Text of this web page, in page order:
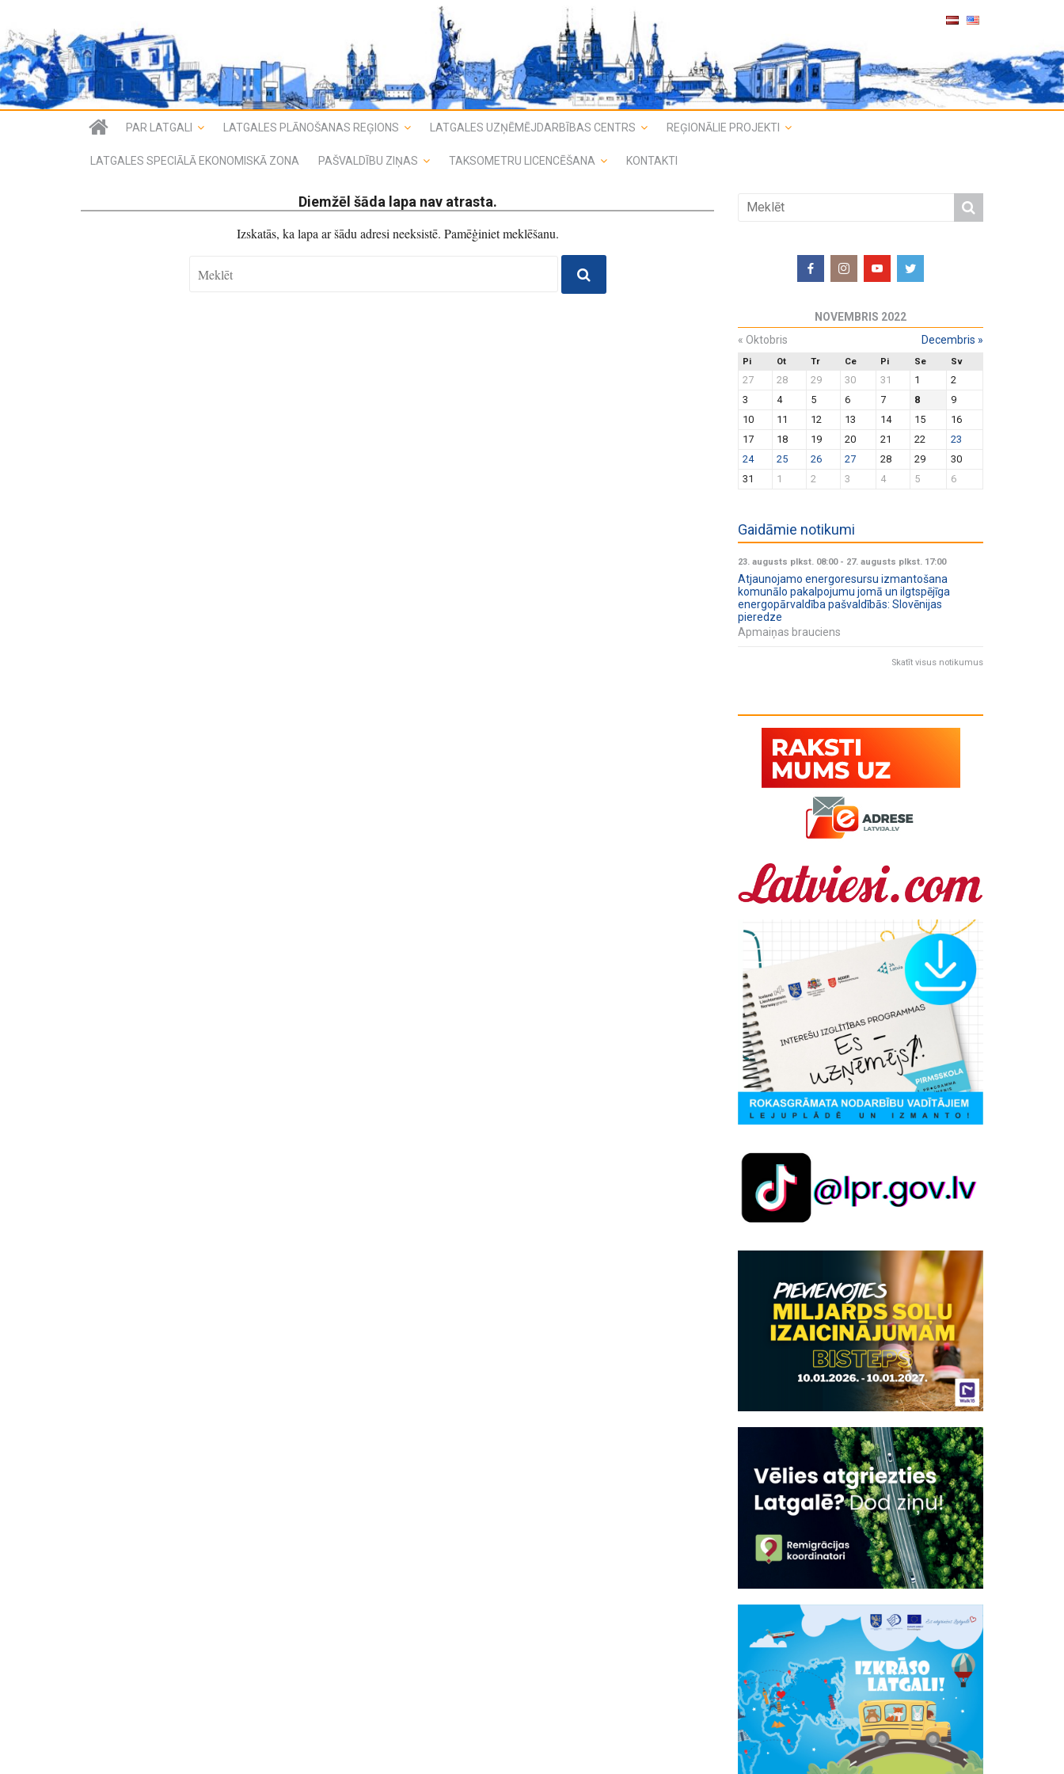
PAR LATGALI LATGALES PLĀNOŠANAS REĢIONS LATGALES UZŅĒMĒJDARBĪBAS CENTRS REĢIONĀLIE PROJEKTI
LATGALES SPECIĀLĀ EKONOMISKĀ ZONA PAŠVALDĪBU ZIŅAS TAKSOMETRU LICENCĒŠANA KONTAKTI
Diemžēl šāda lapa nav atrasta.
Izskatās, ka lapa ar šādu adresi neeksistē. Pamēģiniet meklēšanu.
NOVEMBRIS 2022
« Oktobris Decembris »
Pi Ot Tr Ce Pi Se Sv
27 28 29 30 31 1
2
3
4 5 6 7 8
9
10
11 12 13 14 15
16
17
18 19 20 21 22
23
24
25 26 27 28 29
30
31
1 2 3 4 5 6
Gaidāmie notikumi
23. augusts plkst. 08:00- 27. augusts plkst. 17:00
Atjaunojamo energoresursu izmantošana
komunālo pakalpojumu jomā un ilgtspējīga
energopārvaldība pašvaldībās: Slovēnijas
pieredze
Apmaiņas brauciens
Skatīt visus notikumus